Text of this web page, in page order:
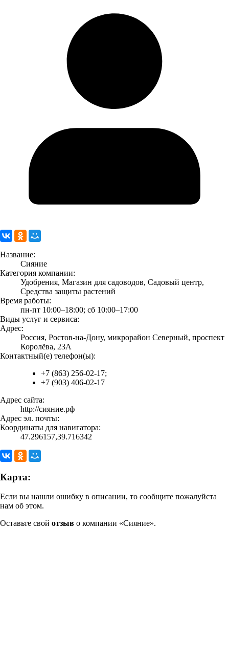
Название:
Сияние
Категория компании:
Удобрения, Магазин для садоводов, Садовый центр,
Средства защиты растений
Время работы:
пн-пт 10:00–18:00; сб 10:00–17:00
Виды услуг и сервиса:
Адрес:
Россия, Ростов-на-Дону, микрорайон Северный, проспект
Королёва, 23А
Контактный(е) телефон(ы):
+7 (863) 256-02-17;
+7 (903) 406-02-17
Адрес сайта:
http://сияние.рф
Адрес эл. почты:
Координаты для навигатора:
47.296157,39.716342
Карта:
Если вы нашли ошибку в описании, то сообщите пожалуйста
нам об этом.
Оставьте свой отзыв о компании «Сияние».